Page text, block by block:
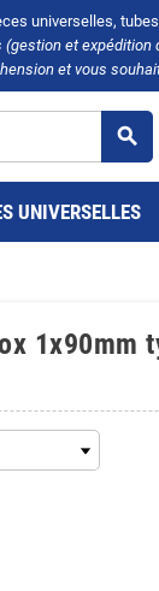
universelles,
et
et vous
search
UNIVERSELLES
1x90mm